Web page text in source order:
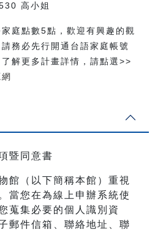
高小姐
庭點數5點，歡迎有興趣的觀
務必先行開通台語家庭帳號
解更多計畫詳情，請點選>>
暨同意書
館（以下簡稱本館）重視
當您在為線上申辦系統使
蒐集必要的個人識別資
郵件信箱、聯絡地址、聯